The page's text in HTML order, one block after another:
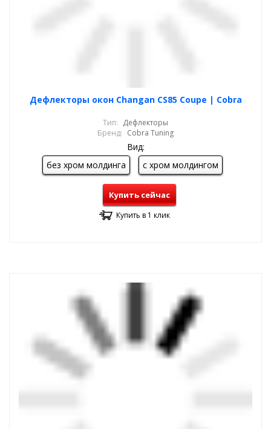
Дефлекторы окон Changan CS85 Coupe | Cobra
Тип: Дефлекторы
Бренд: Cobra Tuning
Вид:
без хром молдинга
с хром молдингом
Купить сейчас
Купить в 1 клик